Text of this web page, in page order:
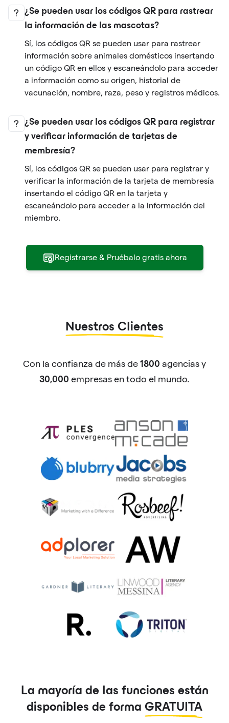
¿Se pueden usar los códigos QR para rastrear
la información de las mascotas?
Sí, los códigos QR se pueden usar para rastrear
información sobre animales domésticos insertando
un código QR en ellos y escaneándolo para acceder
a información como su origen, historial de
vacunación, nombre, raza, peso y registros médicos.
¿Se pueden usar los códigos QR para registrar
y verificar información de tarjetas de
membresía?
Sí, los códigos QR se pueden usar para registrar y
verificar la información de la tarjeta de membresía
insertando el código QR en la tarjeta y
escaneándolo para acceder a la información del
miembro.
Registrarse & Pruébalo gratis ahora
Nuestros Clientes
Con la confianza de más de 1800 agencias y
30,000 empresas en todo el mundo.
La mayoría de las funciones están
disponibles de forma GRATUITA